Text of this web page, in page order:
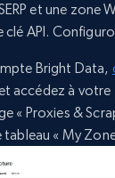
et une zone
clé API.
Bright Data,
accédez à
« Proxies &
« My